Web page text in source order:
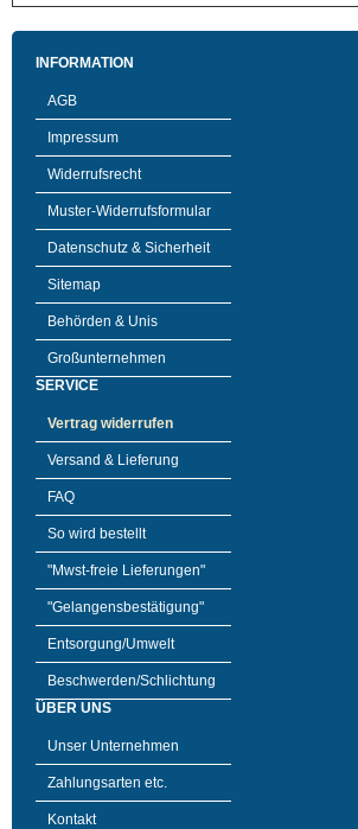
INFORMATION
AGB
Impressum
Widerrufsrecht
Muster-Widerrufsformular
Datenschutz & Sicherheit
Sitemap
Behörden & Unis
Großunternehmen
SERVICE
Vertrag widerrufen
Versand & Lieferung
FAQ
So wird bestellt
"Mwst-freie Lieferungen"
"Gelangensbestätigung"
Entsorgung/Umwelt
Beschwerden/Schlichtung
ÜBER UNS
Unser Unternehmen
Zahlungsarten etc.
Kontakt